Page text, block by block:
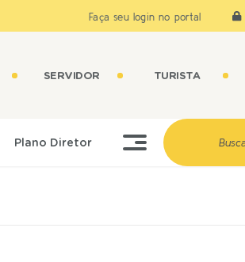
Faça seu login no portal
SERVIDOR TURISTA
Plano Diretor